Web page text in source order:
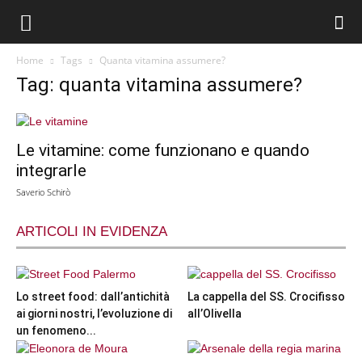
Home Tags Quanta vitamina assumere?
Tag: quanta vitamina assumere?
Le vitamine: come funzionano e quando
integrarle
Saverio Schirò
ARTICOLI IN EVIDENZA
Lo street food: dall’antichità
ai giorni nostri, l’evoluzione di
un fenomeno...
La cappella del SS. Crocifisso
all’Olivella